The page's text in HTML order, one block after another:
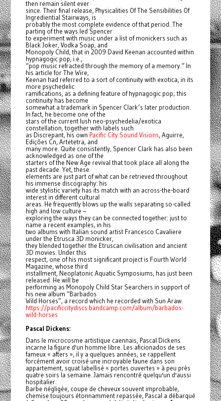
then remain silent ever
since. Their final release, Physicalities Of The Sensibilities Of
Ingrediential Stairways, is
probably the most complete evidence of that period. The
parting of the ways led Spencer
to experiment with music under a list of monickers such as
Black Joker, Vodka Soap, and
Monopoly Child, that in 2009 David Keenan accounted within
hypnagogic pop, i.e.,
“pop music refracted through the memory of a memory.” In
his article for The Wire,
Keenan had referred to a sort of continuity with exotica, in its
more psychedelic
ramifications, as a defining feature of hypnagogic pop; this
continuity has become
somewhat a trademark in Spencer Clark’s later production.
In fact, he become one of the
stars of the current lush neo-psychedelia/exotica
constellation, together with labels such
as Discrepant, his own Pacific City Sound Visions, Aguirre,
Edições Cn, Artetetra, and
many more. Quite consistently, Spencer Clark has also been
acknowledged as one of the
starters of the New Age revival that took place all along the
past decade. Yet, these
elements are just part of what can be retrieved throughout
his immense discography: his
wide stylistic variety has its match with an across-the-board
interest in different cultural
areas. He frequently blows up the walls separating so-called
high and low culture –
exploring the ways they can be connected together: just to
name a recent examples, in his
two albums with Italian sound artist Francesco Cavaliere
under the Etrusca 3D monicker,
they blended together the Etruscan civilisation and ancient
3D movies. Under this
respect, one of his most significant project is Fourth World
Magazine, whose third
installment, Neoplatonic Aquatic Symposiums, has just been
released. He will be
performing as Monopoly Child Star Searchers in support of
his new album “Barbados
Wild Horses”, a record which he recorded with Sun Araw.
https://pacificcitydiscs.bandcamp.com/album/barbados-
wild-horses
Pascal Dickens:
Dans le microcosme artistique caennais, Pascal Dickens
incarne la figure d'un homme libre. Les aficionados de ses
fameux « afters », il y a quelques années, se rappellent
forcément avoir croisé une incroyable faune dans son
appartement, squat labellisé « portes ouvertes » à peu près
quatre soirs la semaine. Jamais rencontré quelqu'un d'aussi
hospitalier.
Barbe négligée, coupe de cheveux souvent improbable,
chemise toujours étonnamment repassée, Pascal a débarqué